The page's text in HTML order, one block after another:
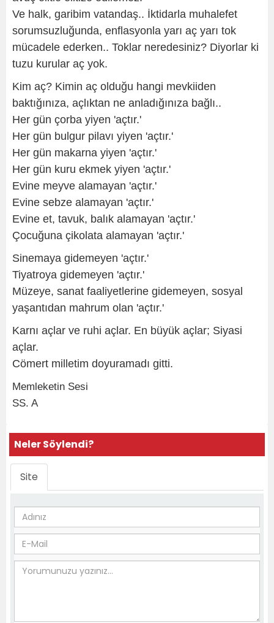
Ve halk, garibim vatandaş.. İktidarla muhalefet
sorumsuzluğunda, enflasyonla yarı aç yarı tok
mücadele ederken.. Toklar neredesiniz? Diyorlar ki
tuzu kurular aç yok.
Kim aç? Kimin aç olduğu hangi mevkiiden
baktığınıza, açlıktan ne anladığınıza bağlı..
Her gün çorba yiyen 'açtır.'
Her gün bulgur pilavı yiyen 'açtır.'
Her gün makarna yiyen 'açtır.'
Her gün kuru ekmek yiyen 'açtır.'
Evine meyve alamayan 'açtır.'
Evine sebze alamayan 'açtır.'
Evine et, tavuk, balık alamayan 'açtır.'
Çocuğuna çikolata alamayan 'açtır.'
Sinemaya gidemeyen 'açtır.'
Tiyatroya gidemeyen 'açtır.'
Müzeye, sanat faaliyetlerine gidemeyen, sosyal
yaşantıdan mahrum olan 'açtır.'
Karnı açlar ve ruhi açlar. En büyük açlar; Siyasi
açlar.
Cömert milletim doyuramadı gitti.
Memleketin Sesi
SS. A
Neler Söylendi?
Site